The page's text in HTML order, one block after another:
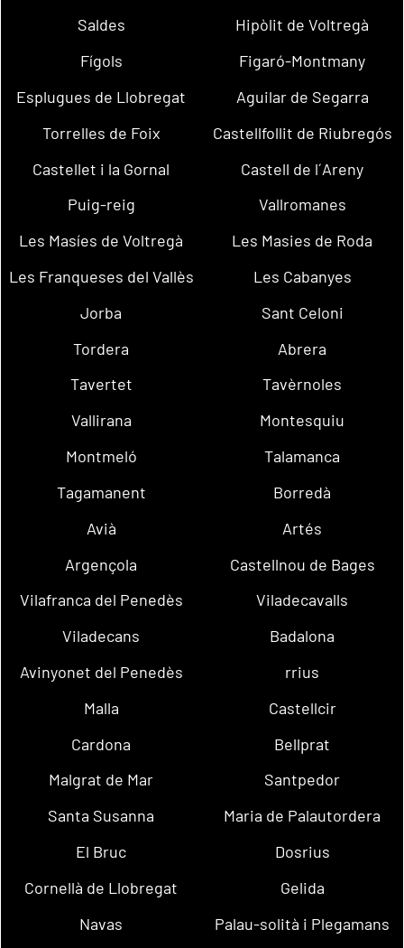
Saldes
Hipòlit de Voltregà
Fígols
Figaró-Montmany
Esplugues de Llobregat
Aguilar de Segarra
Torrelles de Foix
Castellfollit de Riubregós
Castellet i la Gornal
Castell de l´Areny
Puig-reig
Vallromanes
Les Masíes de Voltregà
Les Masies de Roda
Les Franqueses del Vallès
Les Cabanyes
Jorba
Sant Celoni
Tordera
Abrera
Tavertet
Tavèrnoles
Vallirana
Montesquiu
Montmeló
Talamanca
Tagamanent
Borredà
Avià
Artés
Argençola
Castellnou de Bages
Vilafranca del Penedès
Viladecavalls
Viladecans
Badalona
Avinyonet del Penedès
rrius
Malla
Castellcir
Cardona
Bellprat
Malgrat de Mar
Santpedor
Santa Susanna
Maria de Palautordera
El Bruc
Dosrius
Cornellà de Llobregat
Gelida
Navas
Palau-solità i Plegamans